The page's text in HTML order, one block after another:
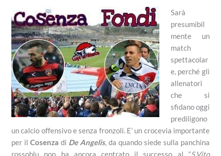
Sarà
presumibil
mente un
match
spettacolar
e, perché gli
allenatori
che si
sfidano oggi
prediligono
un calcio offensivo e senza fronzoli. E’ un crocevia importante
per ilCosenza di De Angelis, da quando siede sulla panchina
rossoblu non ha ancora centrato il successo al “S.Vito